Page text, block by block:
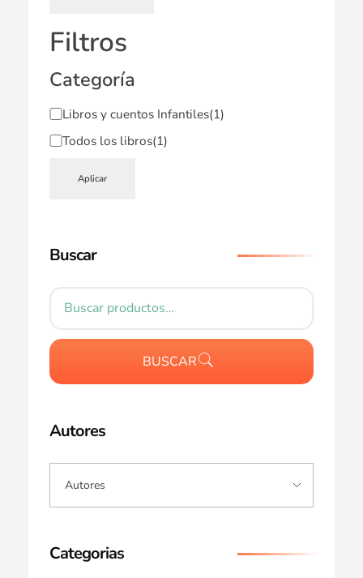
Filtros
Categoría
Libros y cuentos Infantiles(1)
Todos los libros(1)
Aplicar
Buscar
BUSCAR
Autores
Categorias